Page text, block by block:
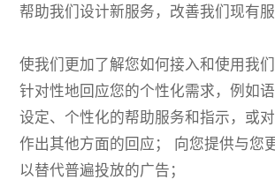
帮助我们设计新服务，改善我们现有服
使我们更加了解您如何接入和使用我
针对性地回应您的个性化需求，例如
设定、个性化的帮助服务和指示，或
作出其他方面的回应； 向您提供与您
以替代普遍投放的广告；